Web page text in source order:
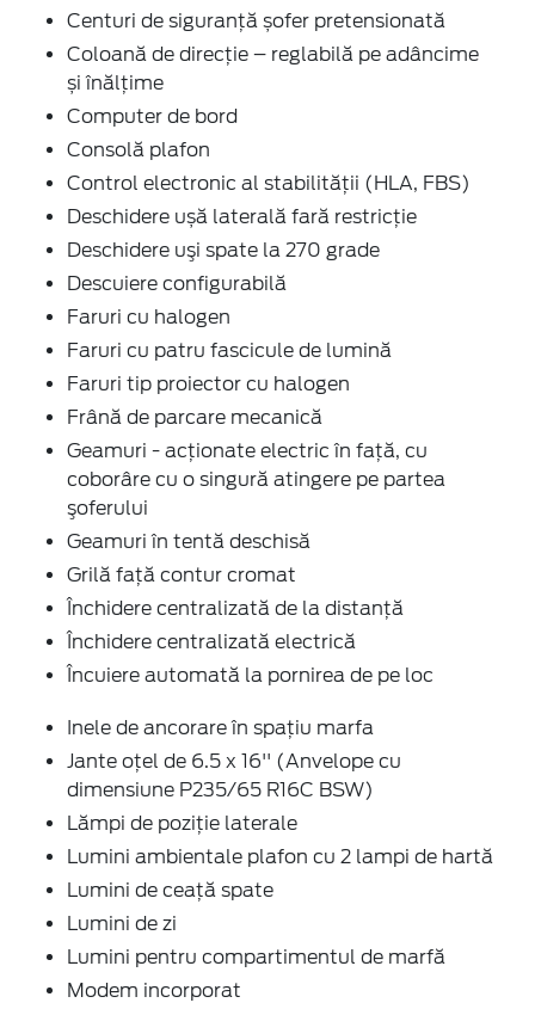
Centuri de siguranţă șofer pretensionată
Coloană de direcție – reglabilă pe adâncime
și înălțime
Computer de bord
Consolă plafon
Control electronic al stabilității (HLA, FBS)
Deschidere ușă laterală fară restricție
Deschidere uşi spate la 270 grade
Descuiere configurabilă
Faruri cu halogen
Faruri cu patru fascicule de lumină
Faruri tip proiector cu halogen
Frână de parcare mecanică
Geamuri - acţionate electric în faţă, cu
coborâre cu o singură atingere pe partea
şoferului
Geamuri în tentă deschisă
Grilă față contur cromat
Închidere centralizată de la distanţă
Închidere centralizată electrică
Încuiere automată la pornirea de pe loc
Inele de ancorare în spaţiu marfa
Jante oțel de 6.5 x 16'' (Anvelope cu
dimensiune P235/65 R16C BSW)
Lămpi de poziție laterale
Lumini ambientale plafon cu 2 lampi de hartă
Lumini de ceață spate
Lumini de zi
Lumini pentru compartimentul de marfă
Modem incorporat